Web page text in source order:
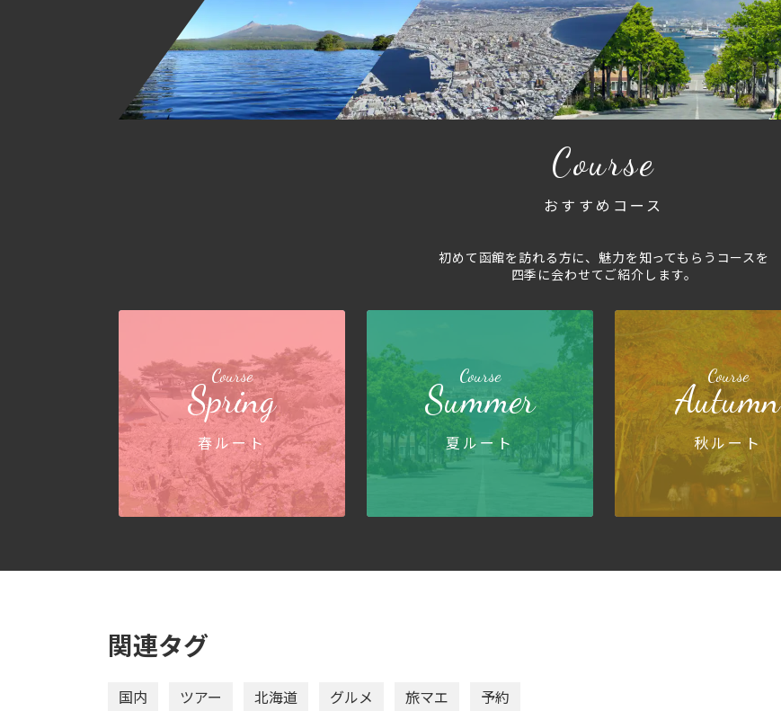
Course
おすすめコース
初めて函館を訪れる方に、魅力を知ってもらうコースを
四季に会わせてご紹介します。
Course
Spring
春ルート
Course
Summer
夏ルート
Course
Autumn
秋ルート
関連タグ
国内 ツアー 北海道 グルメ 旅マエ 予約